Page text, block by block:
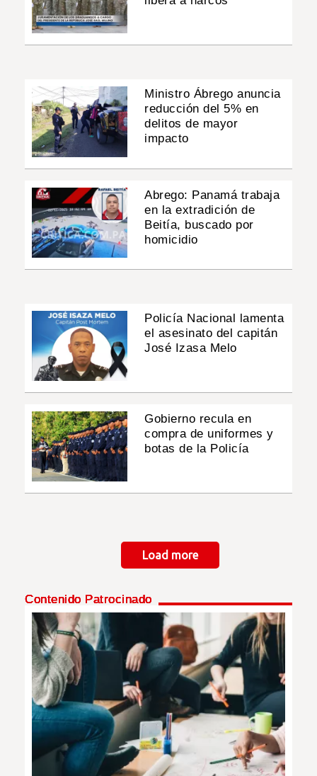
Ministro Ábrego anuncia
reducción del 5% en
delitos de mayor
impacto
Abrego: Panamá trabaja
en la extradición de
Beitía, buscado por
homicidio
Policía Nacional lamenta
el asesinato del capitán
José Izasa Melo
Gobierno recula en
compra de uniformes y
botas de la Policía
Load more
Contenido Patrocinado